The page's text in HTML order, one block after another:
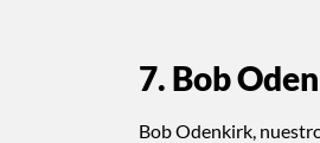
7. Bob
Bob Odenkirk,